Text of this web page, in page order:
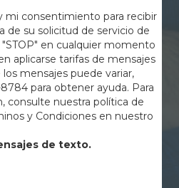
mi consentimiento para recibir
de su solicitud de servicio de
en cualquier momento
aplicarse tarifas de mensajes
mensajes puede variar,
para obtener ayuda. Para
consulte nuestra política de
y Condiciones en nuestro
de texto.